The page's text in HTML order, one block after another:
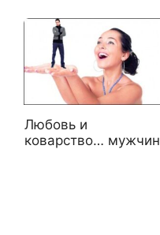
Любовь и
коварство… мужчин